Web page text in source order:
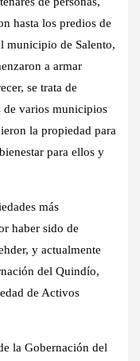
hasta los predios de
municipio de Salento,
a armar
se trata de
de varios municipios
la propiedad para
para ellos y
más
haber sido de
y actualmente
del Quindío,
de Activos
la Gobernación del